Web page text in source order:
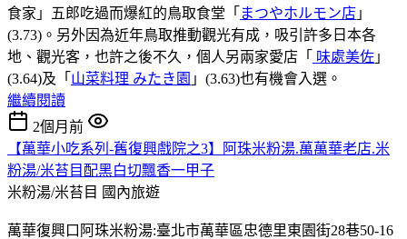
食家」五郎吃過而爆紅的鳥取食堂「 まつやホルモン店 」
(3.73)。另外因為近年鳥取推動觀光有成，吸引許多日本各
地、觀光客，也許之後不久，個人另兩家愛店「 味處美佐 」
(3.64)及「 山菜料理 みたき園 」(3.63)也有機會入選。
繼續閱讀
2個月前
【萬華小吃系列-舊復興戲院之3】阿珠米粉湯.萬萬華老店.米
粉湯/米苔目配黑白切飄香一甲子
米粉湯/米苔目 國內旅遊
萬華復興口阿珠米粉湯:臺北市萬華區忠德里東園街28巷50-16